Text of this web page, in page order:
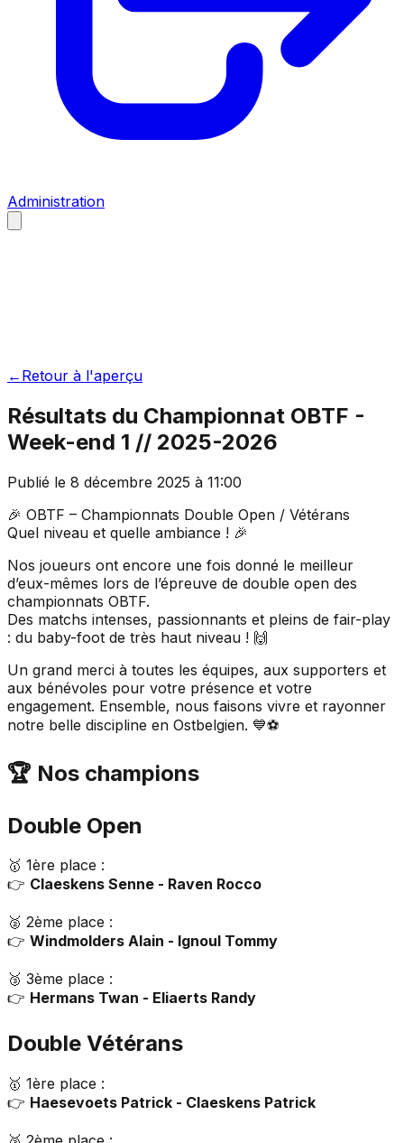
Administration
← Retour à l'aperçu
Résultats du Championnat OBTF -
Week-end 1 // 2025-2026
Publié le 8 décembre 2025 à 11:00
🎉 OBTF – Championnats Double Open / Vétérans
Quel niveau et quelle ambiance ! 🎉
Nos joueurs ont encore une fois donné le meilleur
d’eux-mêmes lors de l’épreuve de double open des
championnats OBTF.
Des matchs intenses, passionnants et pleins de fair-play
: du baby-foot de très haut niveau ! 🙌
Un grand merci à toutes les équipes, aux supporters et
aux bénévoles pour votre présence et votre
engagement. Ensemble, nous faisons vivre et rayonner
notre belle discipline en Ostbelgien. 💙⚽
🏆 Nos champions
Double Open
🥇 1ère place :
👉 Claeskens Senne - Raven Rocco
🥈 2ème place :
👉 Windmolders Alain - Ignoul Tommy
🥉 3ème place :
👉 Hermans Twan - Eliaerts Randy
Double Vétérans
🥇 1ère place :
👉 Haesevoets Patrick - Claeskens Patrick